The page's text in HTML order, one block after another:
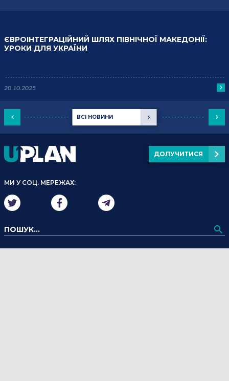
ВСІ НОВИНИ
ЄВРОІНТЕГРАЦІЙНИЙ ШЛЯХ ПІВНІЧНОЇ МАКЕДОНІЇ:
УРОКИ ДЛЯ УКРАЇНИ
20.10.2025
МИ У СОЦ. МЕРЕЖАХ:
ДОЛУЧИТИСЯ